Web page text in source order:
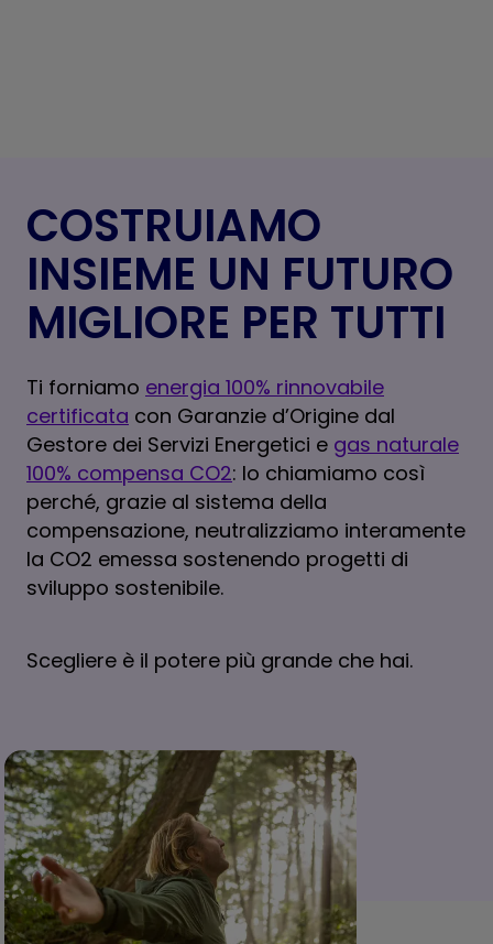
COSTRUIAMO
INSIEME UN FUTURO
MIGLIORE PER TUTTI
Ti forniamo energia 100% rinnovabile
certificata con Garanzie d’Origine dal
Gestore dei Servizi Energetici e gas naturale
100% compensa CO2: lo chiamiamo così
perché, grazie al sistema della
compensazione, neutralizziamo interamente
la CO2 emessa sostenendo progetti di
sviluppo sostenibile.
Scegliere è il potere più grande che hai.